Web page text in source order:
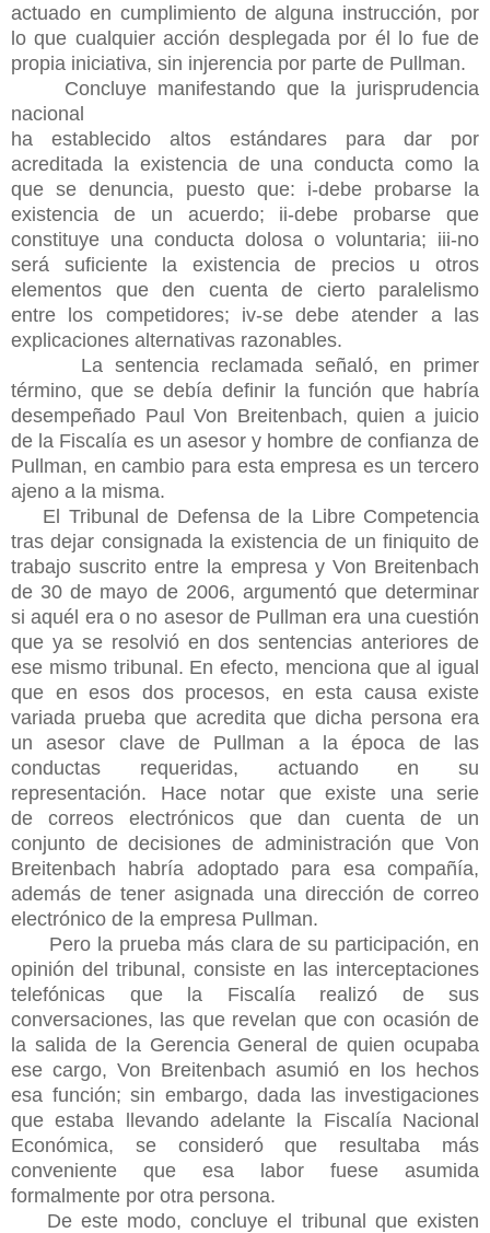
actuado en cumplimiento de alguna instrucción, por
lo que cualquier acción desplegada por él lo fue de
propia iniciativa, sin injerencia por parte de Pullman.
Concluye manifestando que la jurisprudencia
nacional
ha establecido altos estándares para dar por
acreditada la existencia de una conducta como la
que se denuncia, puesto que: i-debe probarse la
existencia de un acuerdo; ii-debe probarse que
constituye una conducta dolosa o voluntaria; iii-no
será suficiente la existencia de precios u otros
elementos que den cuenta de cierto paralelismo
entre los competidores; iv-se debe atender a las
explicaciones alternativas razonables.
La sentencia reclamada señaló, en primer
término, que se debía definir la función que habría
desempeñado Paul Von Breitenbach, quien a juicio
de la Fiscalía es un asesor y hombre de confianza de
Pullman, en cambio para esta empresa es un tercero
ajeno a la misma.
El Tribunal de Defensa de la Libre Competencia
tras dejar consignada la existencia de un finiquito de
trabajo suscrito entre la empresa y Von Breitenbach
de 30 de mayo de 2006, argumentó que determinar
si aquél era o no asesor de Pullman era una cuestión
que ya se resolvió en dos sentencias anteriores de
ese mismo tribunal. En efecto, menciona que al igual
que en esos dos procesos, en esta causa existe
variada prueba que acredita que dicha persona era
un asesor clave de Pullman a la época de las
conductas requeridas, actuando en su
representación. Hace notar que existe una serie
de correos electrónicos que dan cuenta de un
conjunto de decisiones de administración que Von
Breitenbach habría adoptado para esa compañía,
además de tener asignada una dirección de correo
electrónico de la empresa Pullman.
Pero la prueba más clara de su participación, en
opinión del tribunal, consiste en las interceptaciones
telefónicas que la Fiscalía realizó de sus
conversaciones, las que revelan que con ocasión de
la salida de la Gerencia General de quien ocupaba
ese cargo, Von Breitenbach asumió en los hechos
esa función; sin embargo, dada las investigaciones
que estaba llevando adelante la Fiscalía Nacional
Económica, se consideró que resultaba más
conveniente que esa labor fuese asumida
formalmente por otra persona.
De este modo, concluye el tribunal que existen